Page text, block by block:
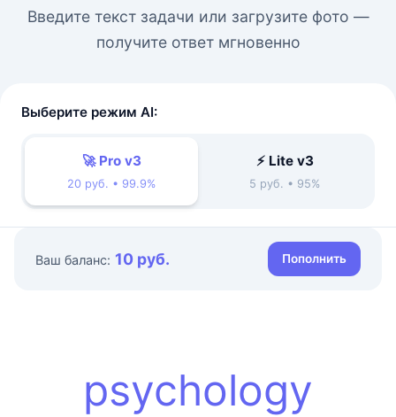
Введите текст задачи или загрузите фото —
получите ответ мгновенно
Выберите режим AI:
🚀 Pro v3
20 руб. • 99.9%
⚡ Lite v3
5 руб. • 95%
Ваш баланс: 10 руб. Пополнить
psychology